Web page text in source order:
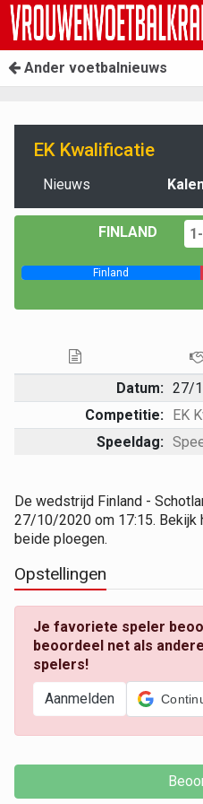
Ander voetbalnieuws
EK Kwalificatie
Nieuws
FINLAND
Finland
Datum: 27/
Competitie: EK
Speeldag:
De wedstrijd Finland -
27/10/2020 om 17:15. Bekijk
beide ploegen.
Opstellingen
Je favoriete speler
beoordeel net als
spelers!
Aanmelden